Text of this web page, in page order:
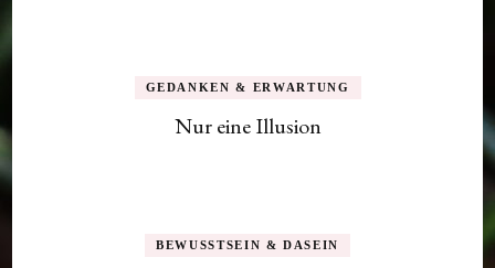
GEDANKEN & ERWARTUNG
Nur eine Illusion
BEWUSSTSEIN & DASEIN